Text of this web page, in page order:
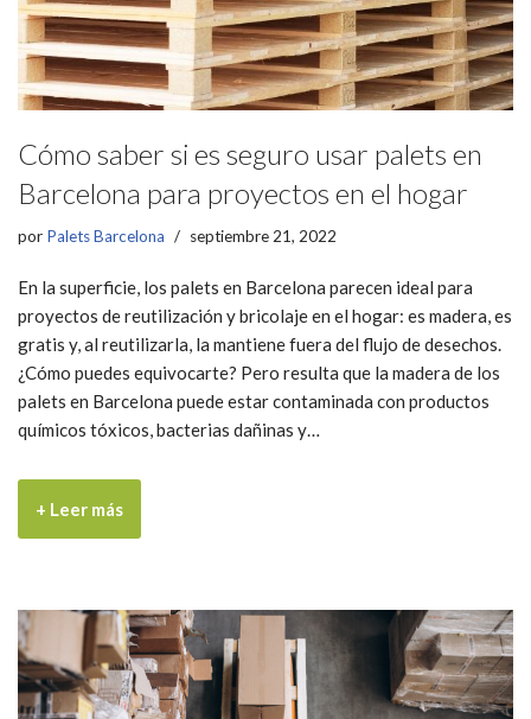
Cómo saber si es seguro usar palets en
Barcelona para proyectos en el hogar
por Palets Barcelona septiembre 21, 2022
En la superficie, los palets en Barcelona parecen ideal para
proyectos de reutilización y bricolaje en el hogar: es madera, es
gratis y, al reutilizarla, la mantiene fuera del flujo de desechos.
¿Cómo puedes equivocarte? Pero resulta que la madera de los
palets en Barcelona puede estar contaminada con productos
químicos tóxicos, bacterias dañinas y…
+ Leer más